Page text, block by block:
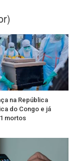
na República
do Congo e já
mortos